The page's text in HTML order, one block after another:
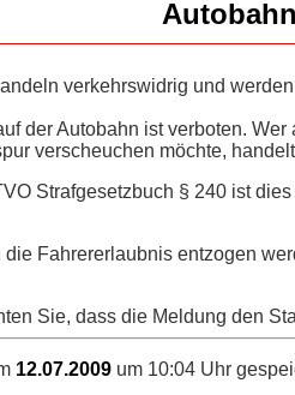
verkehrswidrig und
der Autobahn ist verboten.
verscheuchen möchte,
Strafgesetzbuch § 240 ist
die Fahrererlaubnis entzogen
Sie, dass die Meldung den
12.07.2009 um 10:04 Uhr